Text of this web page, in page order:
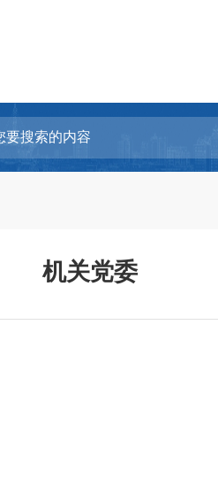
机关党委